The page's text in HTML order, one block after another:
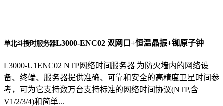
单北斗授时服务器L3000-ENC02 双网口+恒温晶振+铷原子钟
L3000-U1ENC02 NTP网络时间服务器 为防火墙内的网络设
备、终端、服务器提供准确、可靠和安全的高精度卫星时间参
考，可为它支持数万台支持标准的网络时间协议(NTP,含
V1/2/3/4)和简单...